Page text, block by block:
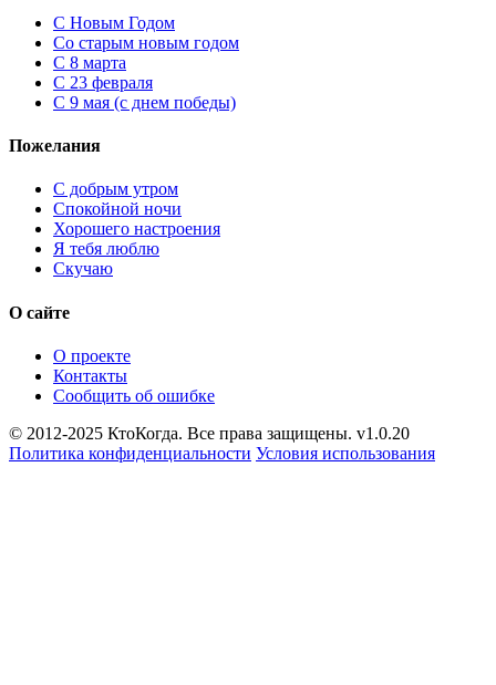
C Новым Годом
Cо старым новым годом
С 8 марта
С 23 февраля
С 9 мая (с днем победы)
Пожелания
С добрым утром
Спокойной ночи
Хорошего настроения
Я тебя люблю
Скучаю
О сайте
О проекте
Контакты
Сообщить об ошибке
© 2012-2025 КтоКогда. Все права защищены. v1.0.20
Политика конфиденциальности Условия использования